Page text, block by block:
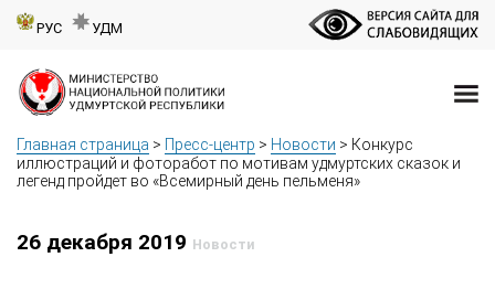
РУС УДМ
Главная страница > Пресс-центр > Новости > Конкурс
иллюстраций и фоторабот по мотивам удмуртских сказок и
легенд пройдет во «Всемирный день пельменя»
26 декабря 2019 Новости